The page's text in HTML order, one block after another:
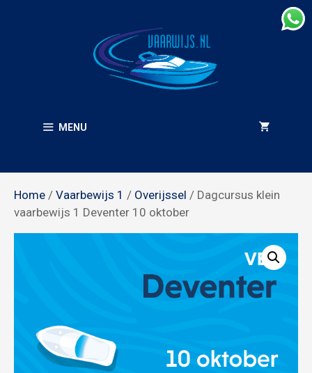
MENU
Home / Vaarbewijs 1 / Overijssel / Dagcursus klein
vaarbewijs 1 Deventer 10 oktober